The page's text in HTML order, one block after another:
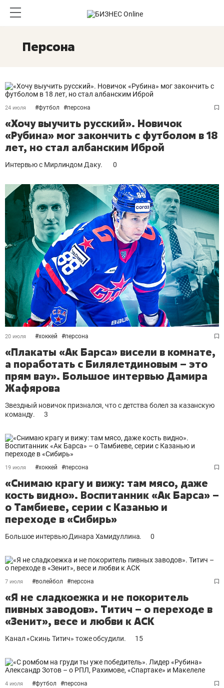
Персона
24 июля #футбол #персона
«Хочу выучить русский». Новичок
«Рубина» мог закончить с футболом в 18
лет, но стал албанским Иброй
Интервью с Мирлиндом Даку. 0
20 июля #хоккей #персона
«Плакаты «Ак Барса» висели в комнате,
а поработать с Билялетдиновым – это
прям вау». Большое интервью Дамира
Жафярова
Звездный новичок признался, что с детства болел за казанскую
команду.
3
19 июля #хоккей #персона
«Снимаю крагу и вижу: там мясо, даже
кость видно». Воспитанник «Ак Барса» –
о Тамбиеве, серии с Казанью и
переходе в «Сибирь»
Большое интервью Динара Хамидуллина. 0
7 июля #волейбол #персона
«Я не сладкоежка и не покоритель
пивных заводов». Титич – о переходе в
«Зенит», весе и любви к АСК
Канал «Скинь Титич» тоже обсудили. 15
4 июля #футбол #персона